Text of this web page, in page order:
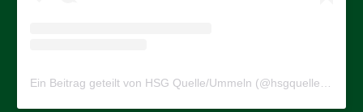
Ein Beitrag geteilt von HSG Quelle/Ummeln (@hsgquelleummeln)